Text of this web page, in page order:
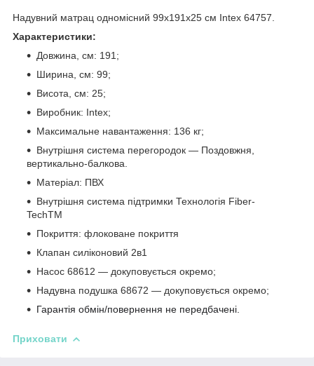
Надувний матрац одномісний 99х191х25 см Intex 64757.
Характеристики:
Довжина, см: 191;
Ширина, см: 99;
Висота, см: 25;
Виробник: Intex;
Максимальне навантаження: 136 кг;
Внутрішня система перегородок — Поздовжня,
вертикально-балкова.
Матеріал: ПВХ
Внутрішня система підтримки Технологія Fiber-
TechTM
Покриття: флоковане покриття
Клапан силіконовий 2в1
Насос 68612 — докуповується окремо;
Надувна подушка 68672 — докуповується окремо;
Гарантія обмін/повернення не передбачені.
Приховати